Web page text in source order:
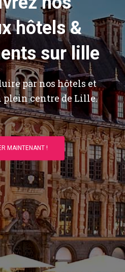
hôtels &
sur lille
par nos hôtels et
plein centre de Lille.
MAINTENANT !